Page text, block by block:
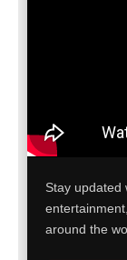
Stay updated
around the